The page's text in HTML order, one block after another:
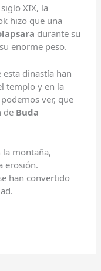
XIX, la
hizo que una
durante su
enorme peso.
esta dinastía han
templo y en la
ver, que
de Buda
la montaña,
erosión.
han convertido